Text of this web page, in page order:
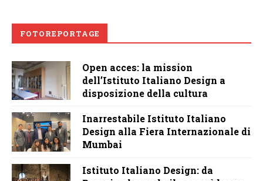
FOTOREPORTAGE
Open acces: la mission
dell’Istituto Italiano Design a
disposizione della cultura
Inarrestabile Istituto Italiano
Design alla Fiera Internazionale di
Mumbai
Istituto Italiano Design: da